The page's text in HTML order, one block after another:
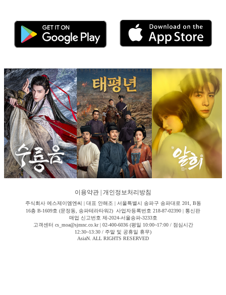
이용약관 개인정보처리방침
주식회사 에스제이엠엔씨 | 대표 안해조 | 서울특별시 송파구 송파대로 201, B동
16층 B-1609호 (문정동, 송파테라타워2) 사업자등록번호 218-87-02390 | 통신판
매업 신고번호 제-2024-서울송파-3233호
고객센터 cs_moa@sjmnc.co.kr | 02-400-6036 (평일 10:00~17:00 / 점심시간
12:30~13:30 / 주말 및 공휴일 휴무)
AsiaN. ALL RIGHTS RESERVED